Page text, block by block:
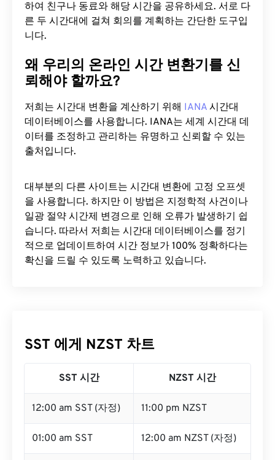
하여 친구나 동료와 해당 시간을 공유하세요. 서로 다
른 두 시간대에 걸쳐 회의를 계획하는 간단한 도구입
니다.
왜 우리의 온라인 시간 변환기를 신
뢰해야 할까요?
저희는 시간대 변환을 계산하기 위해 IANA 시간대
데이터베이스를 사용합니다. IANA는 세계 시간대 데
이터를 조정하고 관리하는 유명하고 신뢰할 수 있는
출처입니다.
대부분의 다른 사이트는 시간대 변환에 ​​고정 오프셋
을 사용합니다. 하지만 이 방법은 지정학적 사건이나
일광 절약 시간제 변경으로 인해 오류가 발생하기 쉽
습니다. 따라서 저희는 시간대 데이터베이스를 정기
적으로 업데이트하여 시간 정보가 100% 정확하다는
확신을 드릴 수 있도록 노력하고 있습니다.
SST 에게 NZST 차트
SST 시간 NZST 시간
12:00 am SST (자정) 11:00 pm NZST
01:00 am SST 12:00 am NZST (자정)